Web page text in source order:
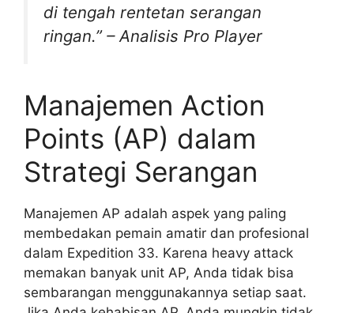
di tengah rentetan serangan
ringan.” – Analisis Pro Player
Manajemen Action
Points (AP) dalam
Strategi Serangan
Manajemen AP adalah aspek yang paling
membedakan pemain amatir dan profesional
dalam Expedition 33. Karena heavy attack
memakan banyak unit AP, Anda tidak bisa
sembarangan menggunakannya setiap saat.